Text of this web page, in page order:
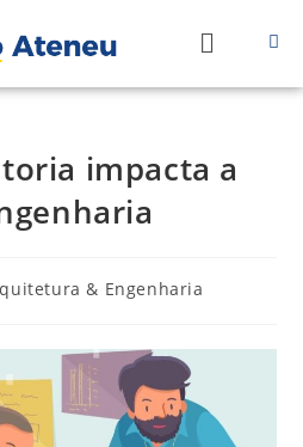
impacta a
& Engenharia